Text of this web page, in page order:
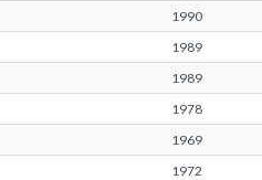
1990
1989
1989
1978
1969
1972